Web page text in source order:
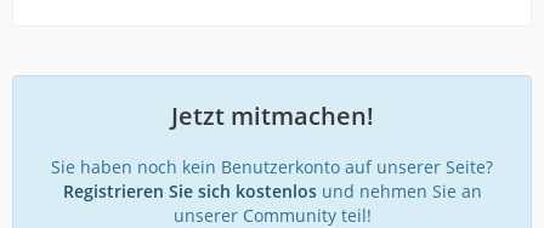
Jetzt mitmachen!
Sie haben noch kein Benutzerkonto auf unserer Seite?
Registrieren Sie sich kostenlosund nehmen Sie an
unserer Community teil!